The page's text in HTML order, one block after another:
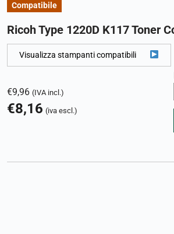
Compatibile
Ricoh Type 1220D K117 Toner
Visualizza stampanti compatibili
€9,96 (IVA incl.)
€8,16 (iva escl.)